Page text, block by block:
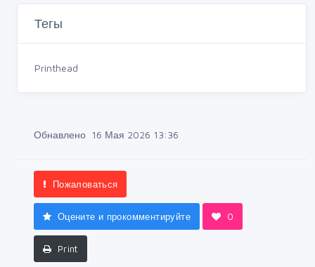
Тегы
Printhead
Обнавлено 16 Мая 2026 13:36
Пожаловаться
Оцените и прокомментируйте 0
Print